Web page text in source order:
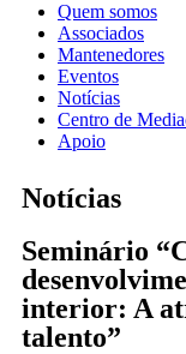
Quem somos
Associados
Mantenedores
Eventos
Notícias
Centro de
Apoio
Notícias
Seminário
interior: A
talento”